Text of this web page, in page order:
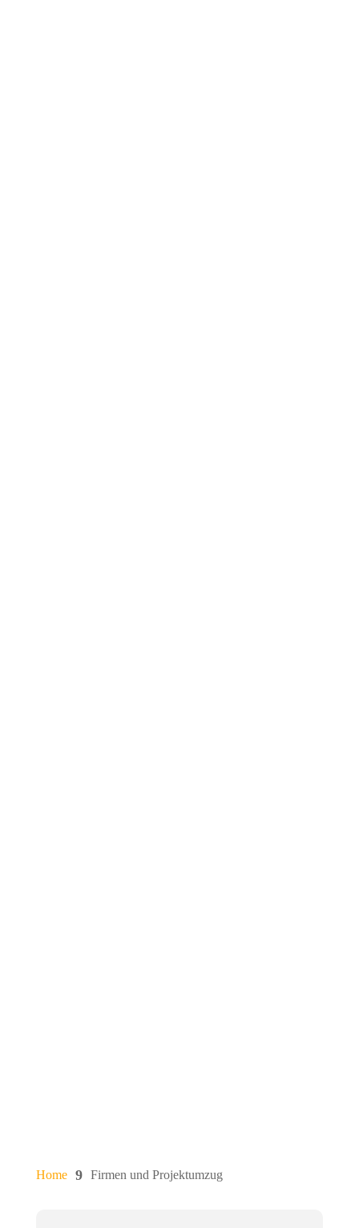
Home 9 Firmen und Projektumzug